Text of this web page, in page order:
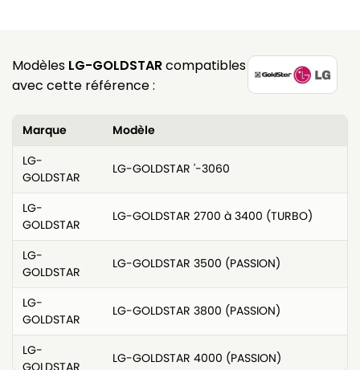
Modèles LG-GOLDSTARcompatibles
avec cette référence :
Marque
Modèle
LG-
GOLDSTAR
LG-GOLDSTAR '-3060
LG-
GOLDSTAR
LG-GOLDSTAR 2700 à 3400 (TURBO)
LG-
GOLDSTAR
LG-GOLDSTAR 3500 (PASSION)
LG-
GOLDSTAR
LG-GOLDSTAR 3800 (PASSION)
LG-
GOLDSTAR
LG-GOLDSTAR 4000 (PASSION)